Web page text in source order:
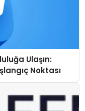
Ulaşın:
Noktası